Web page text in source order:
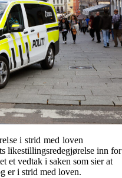
i strid med loven
likestillingsredegjørelse inn for
et vedtak i saken som sier at
er i strid med loven.